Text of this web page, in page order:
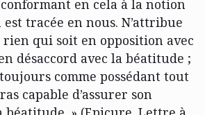
en cela à la notion
tracée en nous. N’attribue
qui soit en opposition avec
désaccord avec la béatitude ;
comme possédant tout
capable d’assurer son